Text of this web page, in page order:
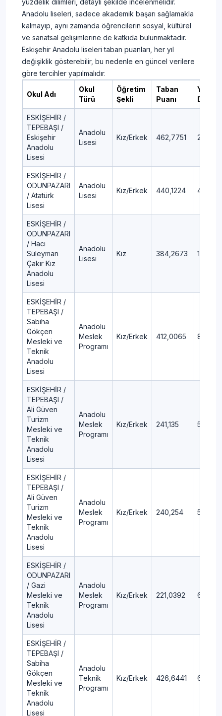
yüzdelik dilimleri, detaylı şekilde incelenmelidir.
Anadolu liseleri, sadece akademik başarı sağlamakla
kalmayıp, aynı zamanda öğrencilerin sosyal, kültürel
ve sanatsal gelişimlerine de katkıda bulunmaktadır.
Eskişehir Anadolu liseleri taban puanları, her yıl
değişiklik gösterebilir, bu nedenle en güncel verilere
göre tercihler yapılmalıdır.
Okul Adı
Okul
Türü
Öğretim
Şekli
Taban
Puanı
Dilim
ESKİŞEHİR /
TEPEBAŞI /
Eskişehir
Anadolu
Lisesi
Anadolu
Lisesi
Kız/Erkek 462,7751 2,34
ESKİŞEHİR /
ODUNPAZARI
/ Atatürk
Lisesi
Anadolu
Lisesi
Kız/Erkek 440,1224 4,86
ESKİŞEHİR /
ODUNPAZARI
/ Hacı
Süleyman
Çakır Kız
Anadolu
Lisesi
Anadolu
Lisesi
Kız 384,2673 13,41
ESKİŞEHİR /
TEPEBAŞI /
Sabiha
Gökçen
Mesleki ve
Teknik
Anadolu
Lisesi
Anadolu
Meslek
Programı
Kız/Erkek 412,0065 8,82
ESKİŞEHİR /
TEPEBAŞI /
Ali Güven
Turizm
Mesleki ve
Teknik
Anadolu
Lisesi
Anadolu
Meslek
Programı
Kız/Erkek 241,135 51,85
ESKİŞEHİR /
TEPEBAŞI /
Ali Güven
Turizm
Mesleki ve
Teknik
Anadolu
Lisesi
Anadolu
Meslek
Programı
Kız/Erkek 240,254 52,17
ESKİŞEHİR /
ODUNPAZARI
/ Gazi
Mesleki ve
Teknik
Anadolu
Lisesi
Anadolu
Meslek
Programı
Kız/Erkek 221,0392 62,26
ESKİŞEHİR /
TEPEBAŞI /
Sabiha
Gökçen
Mesleki ve
Teknik
Anadolu
Lisesi
Anadolu
Teknik
Programı
Kız/Erkek 426,6441 6,67